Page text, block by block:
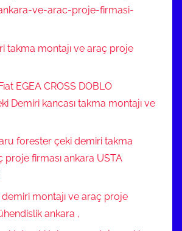
ve-arac-proje-firmasi-
takma montajı ve araç proje
EGEA CROSS DOBLO
Demiri kancası takma montajı ve
forester çeki demiri takma
proje firması ankara USTA
demiri montajı ve araç proje
ankara ,